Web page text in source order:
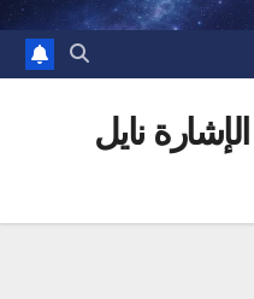
نايل